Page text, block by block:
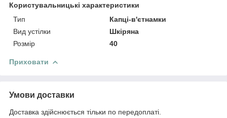
Користувальницькі характеристики
Тип
Капці-в'єтнамки
Вид устілки
Шкіряна
Розмір
40
Приховати
Умови доставки
Доставка здійснюється тільки по передоплаті.